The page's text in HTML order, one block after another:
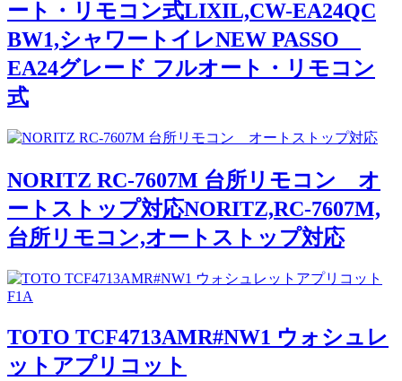
ート・リモコン式LIXIL,CW-EA24QC
BW1,シャワートイレNEW PASSO
EA24グレード フルオート・リモコン
式
NORITZ RC-7607M 台所リモコン オ
ートストップ対応NORITZ,RC-7607M,
台所リモコン,オートストップ対応
TOTO TCF4713AMR#NW1 ウォシュレ
ットアプリコット